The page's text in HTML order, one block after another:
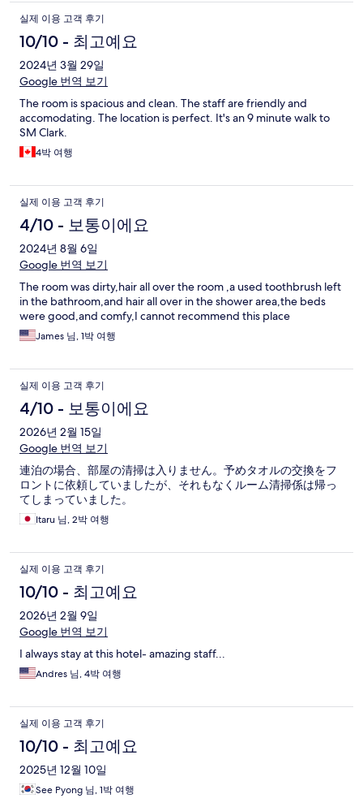
실제 이용 고객 후기
10/10 - 최고예요
2024년 3월 29일
Google 번역 보기
The room is spacious and clean. The staff are friendly and
accomodating. The location is perfect. It's an 9 minute walk to
SM Clark.
4박 여행
실제 이용 고객 후기
4/10 - 보통이에요
2024년 8월 6일
Google 번역 보기
The room was dirty,hair all over the room ,a used toothbrush left
in the bathroom,and hair all over in the shower area,the beds
were good,and comfy,I cannot recommend this place
James 님, 1박 여행
실제 이용 고객 후기
4/10 - 보통이에요
2026년 2월 15일
Google 번역 보기
連泊の場合、部屋の清掃は入りません。予めタオルの交換をフ
ロントに依頼していましたが、それもなくルーム清掃係は帰っ
てしまっていました。
Itaru 님, 2박 여행
실제 이용 고객 후기
10/10 - 최고예요
2026년 2월 9일
Google 번역 보기
I always stay at this hotel- amazing staff...
Andres 님, 4박 여행
실제 이용 고객 후기
10/10 - 최고예요
2025년 12월 10일
See Pyong 님, 1박 여행